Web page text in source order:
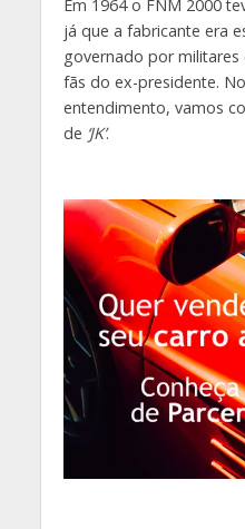
Em 1964 o FNM 2000
já que a fabricante era
governado por militares
fãs do ex-presidente.
entendimento, vamos
de ‘JK’.